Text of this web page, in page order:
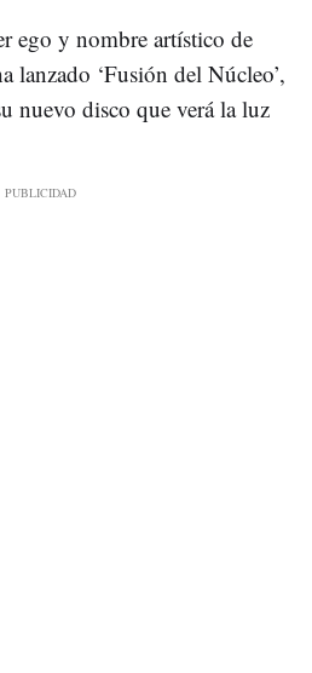
ego y nombre artístico de
lanzado ‘Fusión del Núcleo’,
nuevo disco que verá la luz